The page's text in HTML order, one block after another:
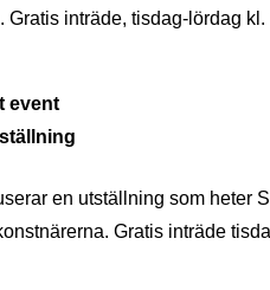
Gratis inträde, tisdag-lördag kl.
event
en utställning som heter
Gratis inträde